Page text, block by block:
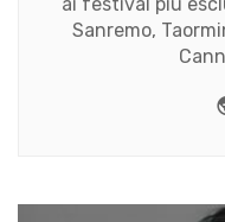
Sanremo,